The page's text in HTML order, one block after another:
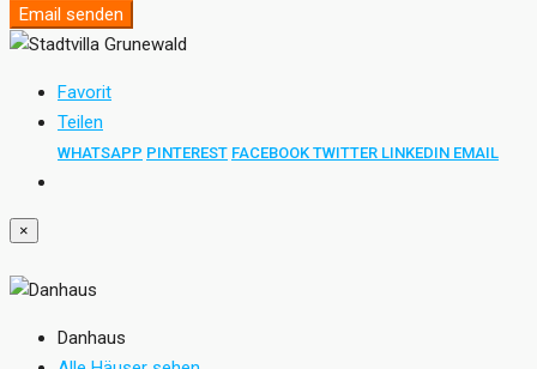
Email senden
Favorit
Teilen
WHATSAPP PINTEREST FACEBOOK TWITTER LINKEDIN EMAIL
×
Danhaus